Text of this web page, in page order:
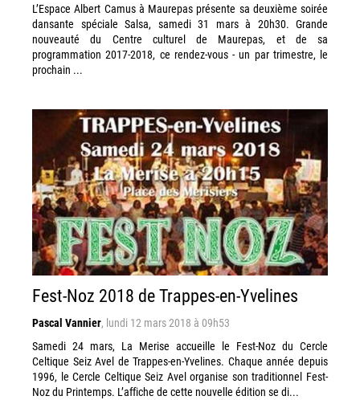
L’Espace Albert Camus à Maurepas présente sa deuxième soirée
dansante spéciale Salsa, samedi 31 mars à 20h30. Grande
nouveauté du Centre culturel de Maurepas, et de sa
programmation 2017-2018, ce rendez-vous - un par trimestre, le
prochain ...
Fest-Noz 2018 de Trappes-en-Yvelines
Pascal Vannier, lundi 12 mars 2018 à 09h53
Samedi 24 mars, La Merise accueille le Fest-Noz du Cercle
Celtique Seiz Avel de Trappes-en-Yvelines. Chaque année depuis
1996, le Cercle Celtique Seiz Avel organise son traditionnel Fest-
Noz du Printemps. L’affiche de cette nouvelle édition se di...